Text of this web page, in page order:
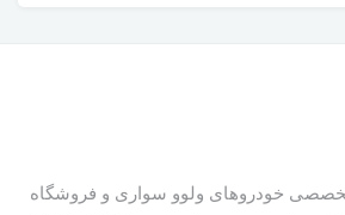
تخصصی خودروهای ولوو سواری و فروشگاه